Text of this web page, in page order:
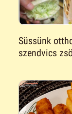
Süssünk
szendvics